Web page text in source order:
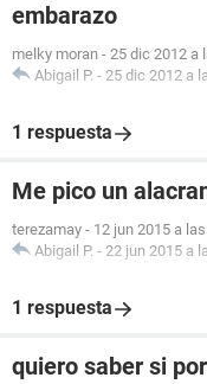
embarazo
melky moran - 25 dic 2012 a
Abigail P. - 25 dic 2012 a
1 respuesta
Me pico un
terezamay - 12 jun 2015 a
Abigail P. - 22 jun 2015 a
1 respuesta
quiero saber si